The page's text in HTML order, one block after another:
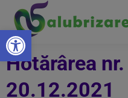
Deschide bara
Hotărârea
20.12.2021